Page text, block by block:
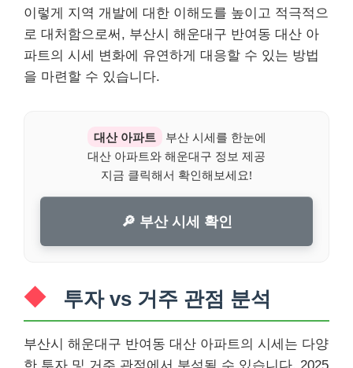
이렇게 지역 개발에 대한 이해도를 높이고 적극적으
로 대처함으로써, 부산시 해운대구 반여동 대산 아
파트의 시세 변화에 유연하게 대응할 수 있는 방법
을 마련할 수 있습니다.
대산 아파트
부산 시세를 한눈에
대산 아파트와 해운대구 정보 제공
지금 클릭해서 확인해보세요!
🔎 부산 시세 확인
투자 vs 거주 관점 분석
부산시 해운대구 반여동 대산 아파트의 시세는 다양